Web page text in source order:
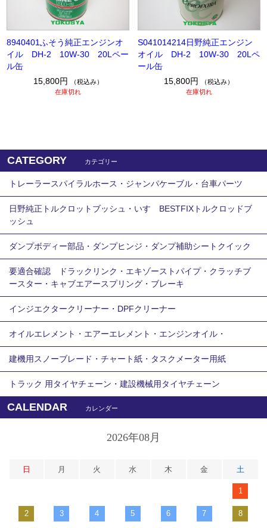
8940401ふそう純正エンジンオ
イル DH-2 10W-30 20Lペー
ル缶
15,800円
（税込み）
在庫切れ
S041014214日野純正エンジン
オイル DH-2 10W-30 20Lペ
ール缶
15,800円
（税込み）
在庫切れ
CATEGORY カテゴリー
トレーラースパイラルホース・ジャンパケーブル・台車パーツ
日野純正トルクロットブッシュ・いすゞBESTFIXトルクロッドブ
ッシュ
ダンプボディー部品・ダンプヒンジ・ダンプ補助シートクイック
要適合確認 ドラックリンク・エキゾーストパイプ・クラッチブ
ースター・キャブエアースプリング・ブレーキ
インジエクタークリーナー・DPFクリーナー
オイルエレメント・エアーエレメント・エンジンオイル・
建機用スノーブレード・チャート紙・タスクメーター用紙
トラック 用タイヤチェーン・建設機械用タイヤチェーン
CALENDAR カレンダー
2026年08月
日 月 火 水 木 金 土
1
2 3 4 5 6 7 8